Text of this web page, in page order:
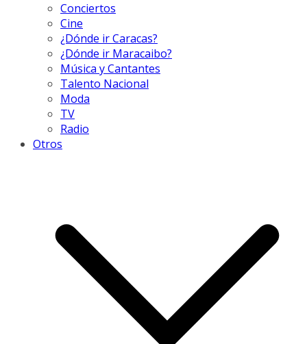
Conciertos
Cine
¿Dónde ir Caracas?
¿Dónde ir Maracaibo?
Música y Cantantes
Talento Nacional
Moda
TV
Radio
Otros